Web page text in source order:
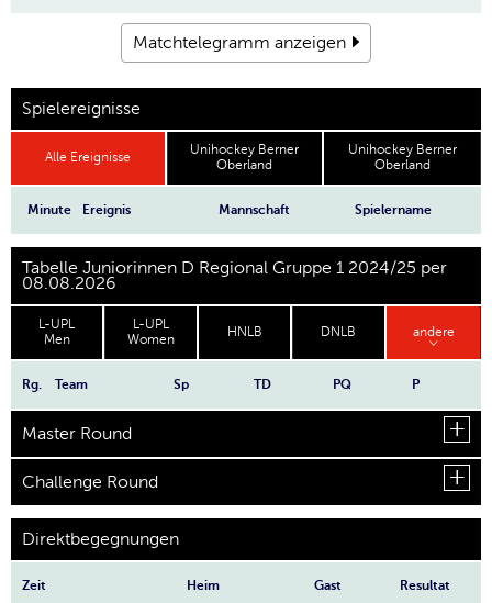
Matchtelegramm anzeigen
Spielereignisse
Alle Ereignisse
Unihockey Berner
Oberland
Unihockey Berner
Oberland
Minute Ereignis Mannschaft Spielername
Tabelle Juniorinnen D Regional Gruppe 1 2024/25 per
08.08.2026
L-UPL
Men
L-UPL
Women
HNLB DNLB andere
Rg. Team Sp TD PQ P
Master Round
Challenge Round
Direktbegegnungen
Zeit Heim Gast Resultat